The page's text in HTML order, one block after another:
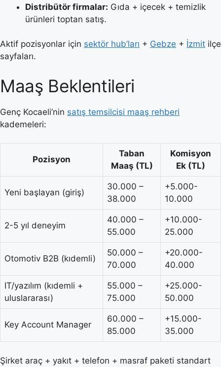
Distribütör firmalar: Gıda + içecek + temizlik
ürünleri toptan satış.
Aktif pozisyonlar için sektör hub’ları + Gebze + İzmit ilçe
sayfaları.
Maaş Beklentileri
Genç Kocaeli’nin satış temsilcisi maaş rehberi
kademeleri:
Pozisyon
Taban
Maaş (TL)
Komisyon
Ek (TL)
Yeni başlayan (giriş)
30.000 –
38.000
+5.000-
10.000
2-5 yıl deneyim
40.000 –
55.000
+10.000-
25.000
Otomotiv B2B (kıdemli)
50.000 –
70.000
+20.000-
40.000
IT/yazılım (kıdemli +
uluslararası)
55.000 –
75.000
+25.000-
50.000
Key Account Manager
60.000 –
85.000
+15.000-
35.000
Şirket araç + yakıt + telefon + masraf paketi standart